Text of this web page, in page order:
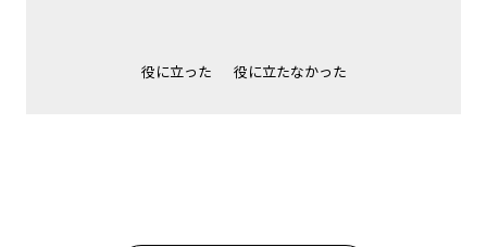
役に立った 役に立たなかった